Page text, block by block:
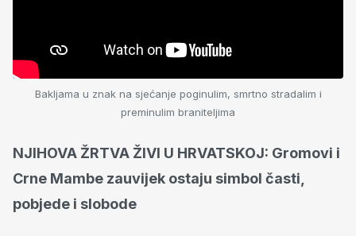
Bakljama u znak na sjećanje poginulim, smrtno stradalim i
preminulim braniteljima
NJIHOVA ŽRTVA ŽIVI U HRVATSKOJ: Gromovi i
Crne Mambe zauvijek ostaju simbol časti,
pobjede i slobode